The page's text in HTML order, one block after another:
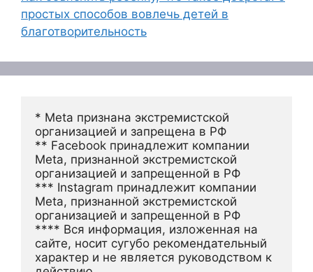
простых способов вовлечь детей в
благотворительность
* Meta признана экстремистской
организацией и запрещена в РФ
** Facebook принадлежит компании
Meta, признанной экстремистской
организацией и запрещенной в РФ
*** Instagram принадлежит компании
Meta, признанной экстремистской
организацией и запрещенной в РФ
**** Вся информация, изложенная на
сайте, носит сугубо рекомендательный
характер и не является руководством к